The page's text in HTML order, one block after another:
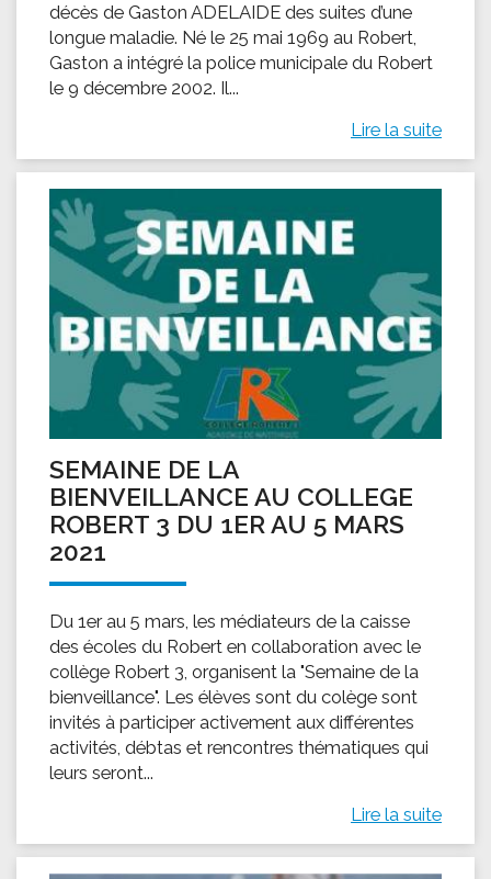
décès de Gaston ADELAIDE des suites d’une
longue maladie. Né le 25 mai 1969 au Robert,
Gaston a intégré la police municipale du Robert
le 9 décembre 2002. Il...
Lire la suite
SEMAINE DE LA
BIENVEILLANCE AU COLLEGE
ROBERT 3 DU 1ER AU 5 MARS
2021
Du 1er au 5 mars, les médiateurs de la caisse
des écoles du Robert en collaboration avec le
collège Robert 3, organisent la "Semaine de la
bienveillance". Les élèves sont du colège sont
invités à participer activement aux différentes
activités, débtas et rencontres thématiques qui
leurs seront...
Lire la suite